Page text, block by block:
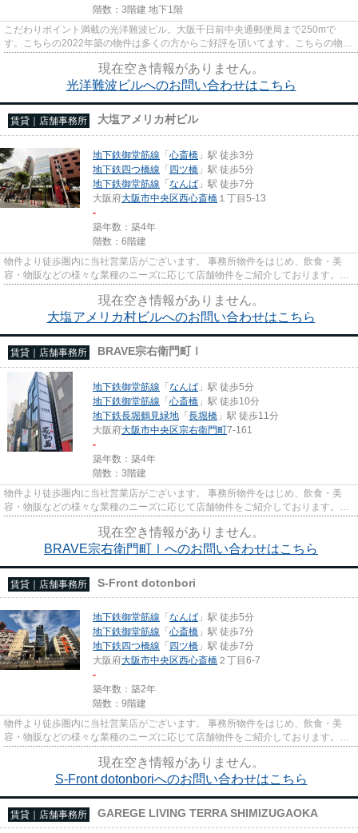
階数：3階建 地下1階
こだわりポイント満載の光洋難波ビル。大阪千日前中央通郵便局まで250mで
す。こちらの2022年築の物件は多くの方からご好評を頂いてます。こちらの物件
はエレベーター付きです。
現在空き情報がありません。
光洋難波ビルへのお問い合わせはこちら
賃貸｜店舗事務所 大塩アメリカ村ビル
地下鉄御堂筋線 「心斎橋 」駅 徒歩3分
地下鉄四つ橋線 「四ツ橋 」駅 徒歩5分
地下鉄御堂筋線 「なんば 」駅 徒歩7分
大阪府大阪市中央区西心斎橋 １丁目5-13
-
築年数：築4年
階数：6階建
物件より徒歩圏内に当社営業店がございます。 事務所物件をはじめ、飲食・美
容・物販などの様々な業種のニーズに応じて店舗物件をご紹介しております。
尚、弊社ではおとり広告は一切...
現在空き情報がありません。
大塩アメリカ村ビルへのお問い合わせはこちら
賃貸｜店舗事務所 BRAVE宗右衛門町Ⅰ
地下鉄御堂筋線 「なんば 」駅 徒歩5分
地下鉄御堂筋線 「心斎橋 」駅 徒歩10分
地下鉄長堀鶴見緑地 「長堀橋 」駅 徒歩11分
大阪府大阪市中央区宗右衛門町7-161
-
築年数：築4年
階数：3階建
物件より徒歩圏内に当社営業店がございます。 事務所物件をはじめ、飲食・美
容・物販などの様々な業種のニーズに応じて店舗物件をご紹介しております。
尚、弊社ではおとり広告は一切...
現在空き情報がありません。
BRAVE宗右衛門町Ⅰへのお問い合わせはこちら
賃貸｜店舗事務所 S-Front dotonbori
地下鉄御堂筋線 「なんば 」駅 徒歩5分
地下鉄御堂筋線 「心斎橋 」駅 徒歩7分
地下鉄四つ橋線 「四ツ橋 」駅 徒歩7分
大阪府大阪市中央区西心斎橋 ２丁目6-7
-
築年数：築2年
階数：9階建
物件より徒歩圏内に当社営業店がございます。 事務所物件をはじめ、飲食・美
容・物販などの様々な業種のニーズに応じて店舗物件をご紹介しております。
尚、弊社ではおとり広告は一切...
現在空き情報がありません。
S-Front dotonboriへのお問い合わせはこちら
賃貸｜店舗事務所 GAREGE LIVING TERRA SHIMIZUGAOKA